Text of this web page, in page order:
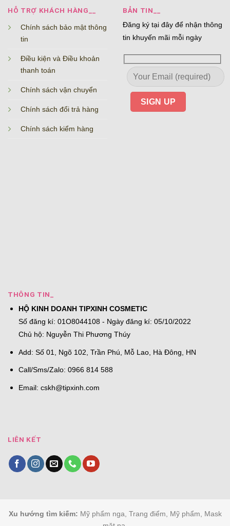
HỖ TRỢ KHÁCH HÀNG__
Chính sách bảo mật thông
tin
Điều kiện và Điều khoản
thanh toán
Chính sách vận chuyển
Chính sách đổi trả hàng
Chính sách kiểm hàng
BẢN TIN__
Đăng ký tại đây để nhận thông
tin khuyến mãi mỗi ngày
THÔNG TIN_
HỘ KINH DOANH TIPXINH COSMETIC
Số đăng kí: 01O8044108 - Ngày đăng kí: 05/10/2022
Chủ hộ: Nguyễn Thi Phương Thúy
Add: Số 01, Ngõ 102, Trần Phú, Mỗ Lao, Hà Đông, HN
Call/Sms/Zalo: 0966 814 588
Email: cskh@tipxinh.com
LIÊN KẾT
Xu hướng tìm kiếm: Mỹ phẩm nga, Trang điểm, Mỹ phẩm, Mask